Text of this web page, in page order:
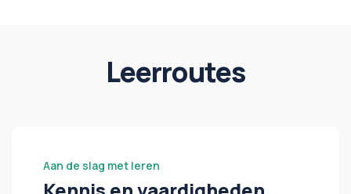
Leerroutes
Aan de slag met leren